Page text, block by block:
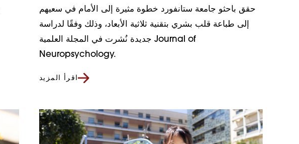
حقق باحثو جامعة ستانفورد خطوة مثيرة إلى الأمام في سعيهم
إلى طباعة قلب بشري بتقنية ثلاثية الأبعاد، وذلك وفقًا لدراسة
جديدة نُشرت في المجلة العلمية Journal of
Neuropsychology.
اقرأ المزيد